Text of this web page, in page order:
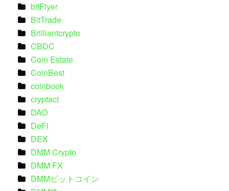
bitFlyer
BitTrade
Brilliantcrypto
CBDC
Coin Estate
CoinBest
coinbook
cryptact
DAO
DeFi
DEX
DMM Crypto
DMM FX
DMMビットコイン